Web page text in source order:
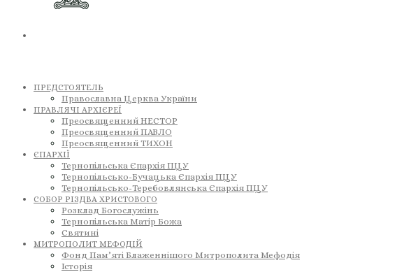
ПРЕДСТОЯТЕЛЬ
Православна Церква України
ПРАВЛЯЧІ АРХІЄРЕЇ
Преосвященний НЕСТОР
Преосвященний ПАВЛО
Преосвященний ТИХОН
ЄПАРХІЇ
Тернопільська Єпархія ПЦУ
Тернопільсько-Бучацька Єпархія ПЦУ
Тернопільсько-Теребовлянська Єпархія ПЦУ
СОБОР РІЗДВА ХРИСТОВОГО
Розклад Богослужінь
Тернопільська Матір Божа
Святині
МИТРОПОЛИТ МЕФОДІЙ
Фонд Пам’яті Блаженнішого Митрополита Мефодія
Історія